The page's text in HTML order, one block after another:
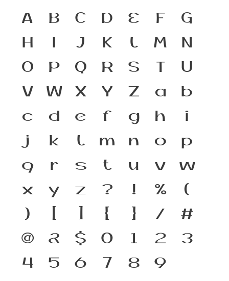
A B C D E F G
H I J K L M N
O P Q R S T U
V W X Y Z a b
c d e f g h i
j k l m n o p
q r s t u v w
x y z ? ! % (
) [ ] { } / #
@ & $ 0 1 2 3
4 5 6 7 8 9